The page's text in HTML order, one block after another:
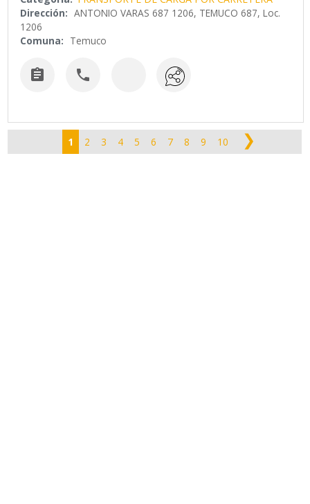
Dirección: ANTONIO VARAS 687 1206, TEMUCO 687, Loc.
1206
Comuna: Temuco
 
1 2 3 4 5 6 7 8 9 10 ❯